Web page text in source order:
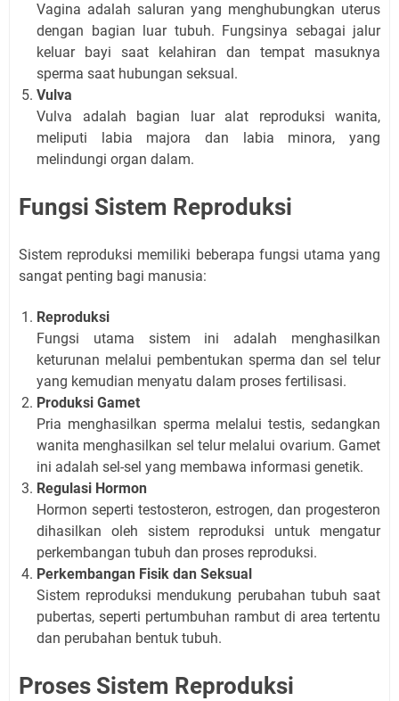
Vagina adalah saluran yang menghubungkan uterus
dengan bagian luar tubuh. Fungsinya sebagai jalur
keluar bayi saat kelahiran dan tempat masuknya
sperma saat hubungan seksual.
Vulva
Vulva adalah bagian luar alat reproduksi wanita,
meliputi labia majora dan labia minora, yang
melindungi organ dalam.
Fungsi Sistem Reproduksi
Sistem reproduksi memiliki beberapa fungsi utama yang
sangat penting bagi manusia:
Reproduksi
Fungsi utama sistem ini adalah menghasilkan
keturunan melalui pembentukan sperma dan sel telur
yang kemudian menyatu dalam proses fertilisasi.
Produksi Gamet
Pria menghasilkan sperma melalui testis, sedangkan
wanita menghasilkan sel telur melalui ovarium. Gamet
ini adalah sel-sel yang membawa informasi genetik.
Regulasi Hormon
Hormon seperti testosteron, estrogen, dan progesteron
dihasilkan oleh sistem reproduksi untuk mengatur
perkembangan tubuh dan proses reproduksi.
Perkembangan Fisik dan Seksual
Sistem reproduksi mendukung perubahan tubuh saat
pubertas, seperti pertumbuhan rambut di area tertentu
dan perubahan bentuk tubuh.
Proses Sistem Reproduksi